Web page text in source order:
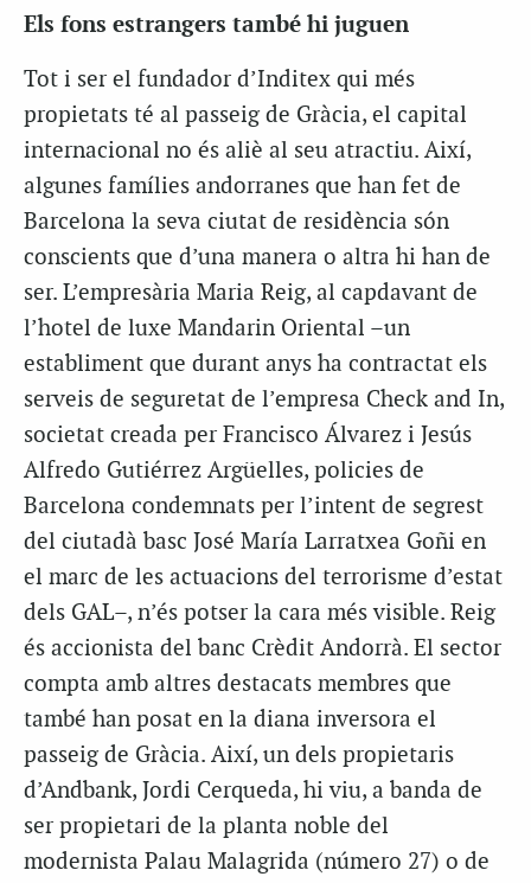
Els fons estrangers també hi juguen
Tot i ser el fundador d’Inditex qui més
propietats té al passeig de Gràcia, el capital
internacional no és aliè al seu atractiu. Així,
algunes famílies andorranes que han fet de
Barcelona la seva ciutat de residència són
conscients que d’una manera o altra hi han de
ser. L’empresària Maria Reig, al capdavant de
l’hotel de luxe Mandarin Oriental –un
establiment que durant anys ha contractat els
serveis de seguretat de l’empresa Check and In,
societat creada per Francisco Álvarez i Jesús
Alfredo Gutiérrez Argüelles, policies de
Barcelona condemnats per l’intent de segrest
del ciutadà basc José María Larratxea Goñi en
el marc de les actuacions del terrorisme d’estat
dels GAL–, n’és potser la cara més visible. Reig
és accionista del banc Crèdit Andorrà. El sector
compta amb altres destacats membres que
també han posat en la diana inversora el
passeig de Gràcia. Així, un dels propietaris
d’Andbank, Jordi Cerqueda, hi viu, a banda de
ser propietari de la planta noble del
modernista Palau Malagrida (número 27) o de